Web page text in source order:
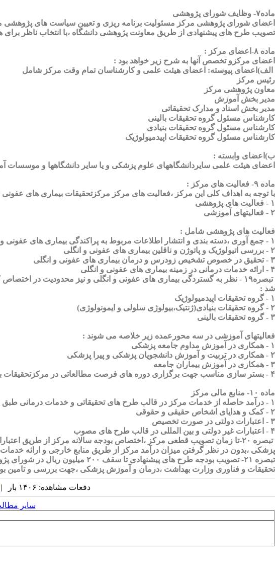
ماده۷- وظایف شورای پژوهشی
اعضای شورای پژوهشی مرکز مسئولیت برنامه ریزی و تعیین سیاست های پژوهشی
تصویب طرح های پیشنهادی از طریق معاونت پژوهشی دانشگاه ،با انتخاب ناظر
ماده ۸-اعضای مرکز :
اعضای مرکزو تخصص آنها به شرح زیر خواهد بود :
الف)اعضای پیوسته: اعضای هیئت علمی و کارشناسان تمام وقت مرکز شامل
رئیس مرکز
معاون پژوهشی مرکز
مدیر بخش آموزش
مدیر بخش اسناد و مدارک تحقیقاتی
کارشناس مسئول گروه تحقیقات بالینی
کارشناس مسئول گروه تحقیقات بنیادی
کارشناس مسئول گروه تحقیقات اپیدمیولوژیک
ب)اعضای وابسته :
اعضای هیئت علمی سایردانشگاههای علوم پزشکی و یا سایر دانشگاهها و
ماده ۹- فعالیت های مرکز :
با توجه به اهداف کلی این مرکز ،فعالیت های مرکز مرکزتحقیقات بیماری های
۱ - فعالیت های پژوهشی
۲ - فعالیتهای آموزشی
فعالیت های پژوهشی شامل :
۱ - جمع آوری ،دسته بندی و انتشار اطلاعات مربوط به پراکندگی بیماری های عفونی و انگلی در منطقه
۲ - بررسی اتیولوژیک و پاتوژن و ناقلین بیماری های عفونی و انگلی
۳ - تحقیق در خصوص تشخیص زودرس و درمان بیماری های عفونی و انگلی
۴ - ارائه خدمات درمانی در زمینه بیماری های عفونی و انگلی
تبصره۱۹ - نظر به گستردگی بیماری های عفونی و انگلی و نیز محدودیت در
شد :
۱ - گروه تحقیقات اپیدمیولوژیک
۲ - گروه تحقیقات بنیادی(ژنتیک،بیولوژی سلولی و ایمونولوژی)
۳ - گروه تحقیقات بالینی
فعالیتهای آموزشی در سه محورعمده زیر خلاصه می شوند :
۱ - همکاری در آموزش مداوم جامعه پزشکی
۲ - همکاری در تربیت و آموزش دانشجویان پزشکی و پیرا پزشکی
۳ - همکاری در آموزش بیماران جامعه
۴ - بستر سازی مناسب جهت برگزاری دوره های فرصت مطالعاتی در مرکزتحقیقات بیماری های عفونی استان گلستان
ماده ۱۰- منابع مالی مرکز
۱ - درآمد حاصله از خدمات مرکز در قالب طرح های تحقیقاتی و خدمات درمانی طبق ضوابط قانونی
۲ - کمک و هدایای اشخاص حقیقی و حقوقی
۳ - اعتبارات دولتی در صورت تخصیص
۴ - اعتبارات غیر دولتی و بین المللی در قالب طرح های مصوب
تبصره ۲۰-تا زمان تصویب قطعی مرکز ،اختصاص بودجه سالانه مرکز از
پزشکی ،بدون در نظر گرفتن میزان درآمد مرکز از طریق منابع خارجی و ارائه
تحقیقات و فناوری وزارت بهداشت ،درمان و آموزش پزشکی ،جهت بررسی و تامین
دفعات مشاهده: ۱۴۰۶ بار |
سایر